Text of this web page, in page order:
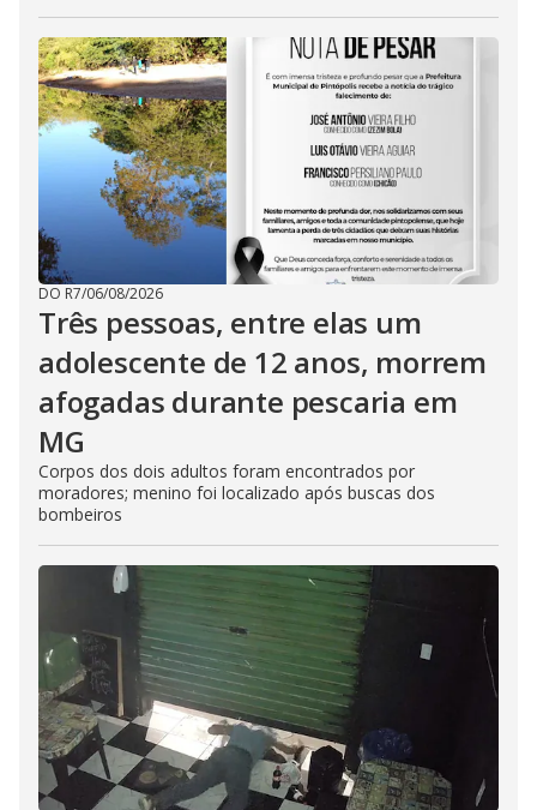
DO R7/06/08/2026
Três pessoas, entre elas um
adolescente de 12 anos, morrem
afogadas durante pescaria em
MG
Corpos dos dois adultos foram encontrados por
moradores; menino foi localizado após buscas dos
bombeiros